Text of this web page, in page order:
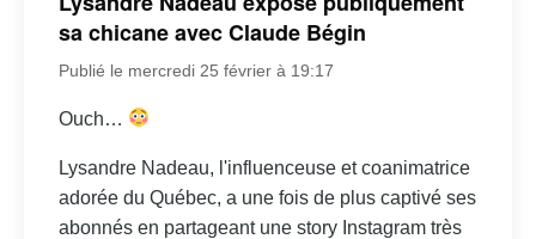
sa chicane avec Claude Bégin
Publié le mercredi 25 février à 19:17
Ouch…
Lysandre Nadeau, l'influenceuse et coanimatrice
adorée du Québec, a une fois de plus captivé ses
abonnés en partageant une story Instagram très